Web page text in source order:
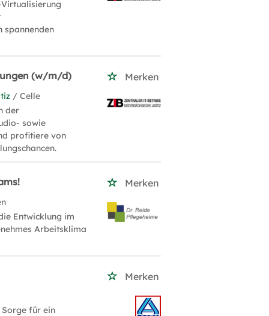
spannenden
(w/m/d) Merken
/ Celle
der
sowie
profitiere von
Merken
Entwicklung im
Arbeitsklima
Merken
für ein